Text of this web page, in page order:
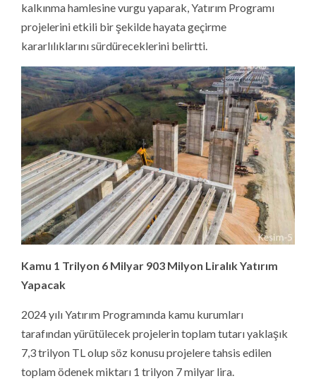
kalkınma hamlesine vurgu yaparak, Yatırım Programı
projelerini etkili bir şekilde hayata geçirme
kararlılıklarını sürdüreceklerini belirtti.
Kamu 1 Trilyon 6 Milyar 903 Milyon Liralık Yatırım
Yapacak
2024 yılı Yatırım Programında kamu kurumları
tarafından yürütülecek projelerin toplam tutarı yaklaşık
7,3 trilyon TL olup söz konusu projelere tahsis edilen
toplam ödenek miktarı 1 trilyon 7 milyar lira.